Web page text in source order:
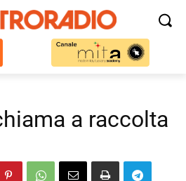
a raccolta